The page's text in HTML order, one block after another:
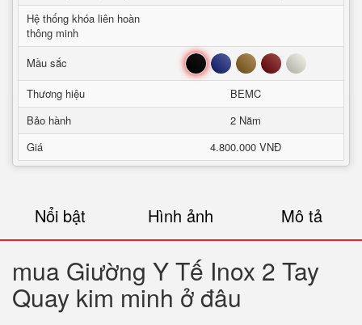
Hệ thống khóa liên hoàn
thông minh
Mầu sắc
Đen Xanh Nâu Đỏ Trắng
Thương hiệu
BEMC
Bảo hành
2 Năm
Giá
4.800.000 VNĐ
Nổi bật Hình ảnh Mô tả
mua Giường Y Tế Inox 2 Tay
Quay kim minh ở đâu